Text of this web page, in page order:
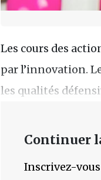
Les cours des
par l’innovation.
les qualités
Continuer
Inscrivez-